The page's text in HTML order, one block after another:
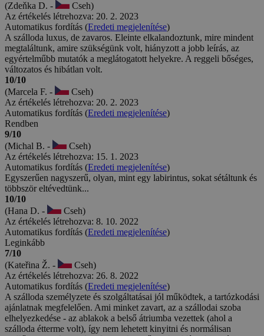
(Zdeňka D. -
Cseh)
Az értékelés létrehozva: 20. 2. 2023
Automatikus fordítás (Eredeti megjelenítése)
A szálloda luxus, de zavaros. Eleinte elkalandoztunk, mire mindent
megtaláltunk, amire szükségünk volt, hiányzott a jobb leírás, az
egyértelműbb mutatók a meglátogatott helyekre. A reggeli bőséges,
változatos és hibátlan volt.
10/10
(Marcela F. -
Cseh)
Az értékelés létrehozva: 20. 2. 2023
Automatikus fordítás (Eredeti megjelenítése)
Rendben
9/10
(Michal B. -
Cseh)
Az értékelés létrehozva: 15. 1. 2023
Automatikus fordítás (Eredeti megjelenítése)
Egyszerűen nagyszerű, olyan, mint egy labirintus, sokat sétáltunk és
többször eltévedtünk...
10/10
(Hana D. -
Cseh)
Az értékelés létrehozva: 8. 10. 2022
Automatikus fordítás (Eredeti megjelenítése)
Leginkább
7/10
(Kateřina Ž. -
Cseh)
Az értékelés létrehozva: 26. 8. 2022
Automatikus fordítás (Eredeti megjelenítése)
A szálloda személyzete és szolgáltatásai jól működtek, a tartózkodási
ajánlatnak megfelelően. Ami minket zavart, az a szállodai szoba
elhelyezkedése - az ablakok a belső átriumba vezettek (ahol a
szálloda étterme volt), így nem lehetett kinyitni és normálisan